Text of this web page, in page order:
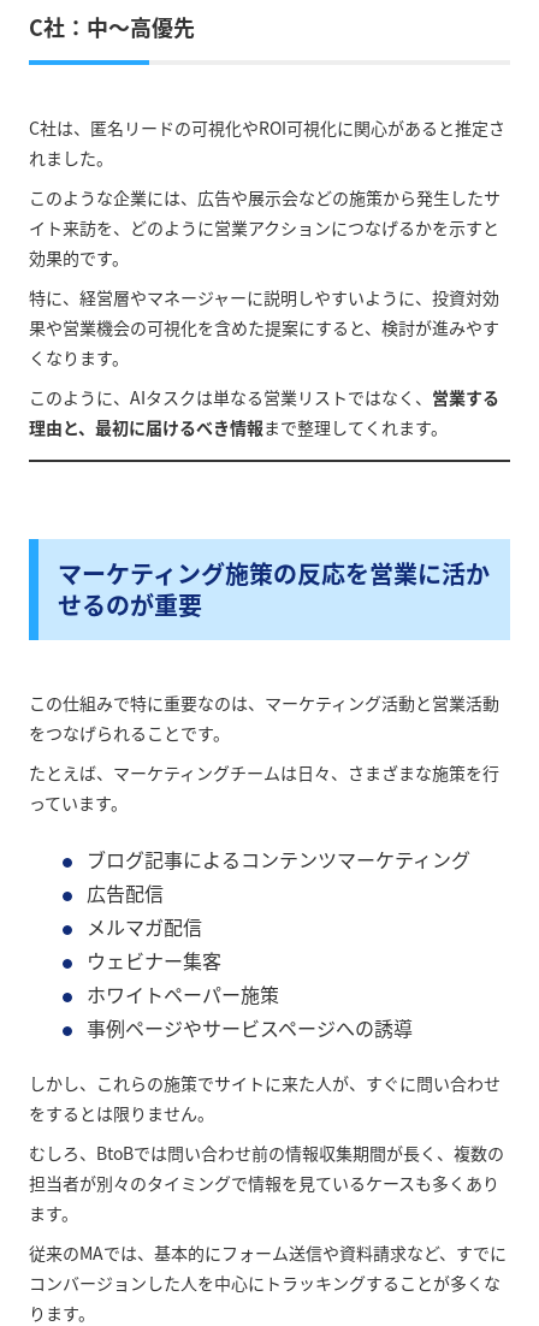
C社：中〜高優先
C社は、匿名リードの可視化やROI可視化に関心があると推定さ
れました。
このような企業には、広告や展示会などの施策から発生したサ
イト来訪を、どのように営業アクションにつなげるかを示すと
効果的です。
特に、経営層やマネージャーに説明しやすいように、投資対効
果や営業機会の可視化を含めた提案にすると、検討が進みやす
くなります。
このように、AIタスクは単なる営業リストではなく、 営業する
理由と、最初に届けるべき情報まで整理してくれます。
マーケティング施策の反応を営業に活か
せるのが重要
この仕組みで特に重要なのは、マーケティング活動と営業活動
をつなげられることです。
たとえば、マーケティングチームは日々、さまざまな施策を行
っています。
ブログ記事によるコンテンツマーケティング
広告配信
メルマガ配信
ウェビナー集客
ホワイトペーパー施策
事例ページやサービスページへの誘導
しかし、これらの施策でサイトに来た人が、すぐに問い合わせ
をするとは限りません。
むしろ、BtoBでは問い合わせ前の情報収集期間が長く、複数の
担当者が別々のタイミングで情報を見ているケースも多くあり
ます。
従来のMAでは、基本的にフォーム送信や資料請求など、すでに
コンバージョンした人を中心にトラッキングすることが多くな
ります。